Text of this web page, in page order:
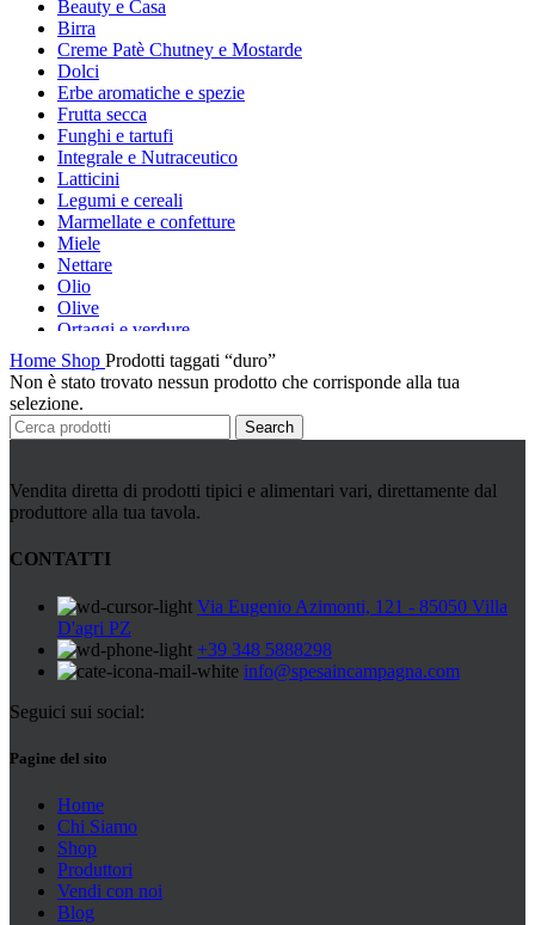
Beauty e Casa
Birra
Creme Patè Chutney e Mostarde
Dolci
Erbe aromatiche e spezie
Frutta secca
Funghi e tartufi
Integrale e Nutraceutico
Latticini
Legumi e cereali
Marmellate e confetture
Miele
Nettare
Olio
Olive
Ortaggi e verdure
Pasta, farine e pangrattato
Peperoncino
Peperoni Cruschi
Prodotti da forno
Rafano
Sott’oli e conserve
Sughi pronti e passate
Tisane
Vino e liquori
Zuppe secche e pronte
Home Shop Prodotti taggati “duro”
Non è stato trovato nessun prodotto che corrisponde alla tua
selezione.
Search
Vendita diretta di prodotti tipici e alimentari vari, direttamente dal
produttore alla tua tavola.
CONTATTI
Via Eugenio Azimonti, 121 - 85050 Villa
D'agri PZ
+39 348 5888298
info@spesaincampagna.com
Seguici sui social:
Pagine del sito
Home
Chi Siamo
Shop
Produttori
Vendi con noi
Blog